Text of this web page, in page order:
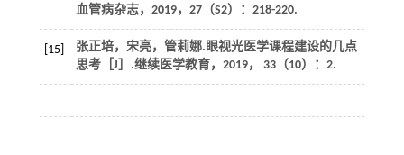
血管病杂志， 2019， 27（S2）：218-220.
[15]
张正培，宋亮，管莉娜.眼视光医学课程建设的几点
思考［J］.继续医学教育， 2019， 33（10）：2.